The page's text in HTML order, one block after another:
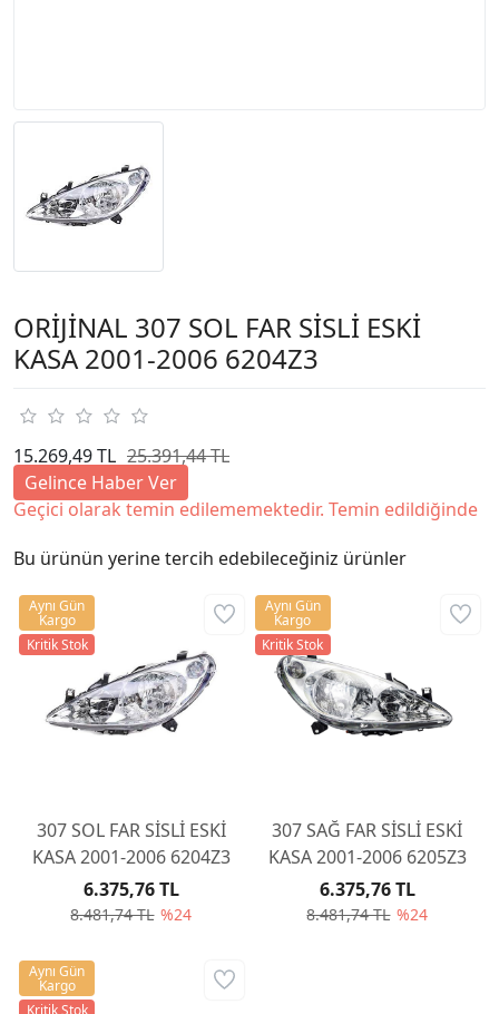
ORİJİNAL 307 SOL FAR SİSLİ ESKİ
KASA 2001-2006 6204Z3
15.269,49 TL 25.391,44 TL
Gelince Haber Ver
Geçici olarak temin edilememektedir. Temin edildiğinde
Bu ürünün yerine tercih edebileceğiniz ürünler
307 SOL FAR SİSLİ ESKİ
KASA 2001-2006 6204Z3
8.481,74 TL %24
6.375,76 TL
Aynı Gün
Kargo
Kritik Stok
307 SAĞ FAR SİSLİ ESKİ
KASA 2001-2006 6205Z3
8.481,74 TL %24
6.375,76 TL
Aynı Gün
Kargo
Kritik Stok
Aynı Gün
Kargo
Kritik Stok